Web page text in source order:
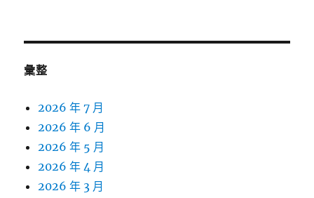
彙整
2026 年 7 月
2026 年 6 月
2026 年 5 月
2026 年 4 月
2026 年 3 月